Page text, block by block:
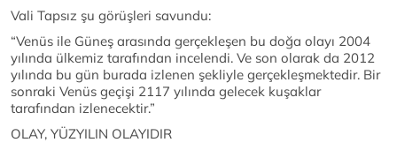
Vali Tapsız şu görüşleri savundu:
“Venüs ile Güneş arasında gerçekleşen bu doğa olayı 2004
yılında ülkemiz tarafından incelendi. Ve son olarak da 2012
yılında bu gün burada izlenen şekliyle gerçekleşmektedir. Bir
sonraki Venüs geçişi 2117 yılında gelecek kuşaklar
tarafından izlenecektir.”
OLAY, YÜZYILIN OLAYIDIR